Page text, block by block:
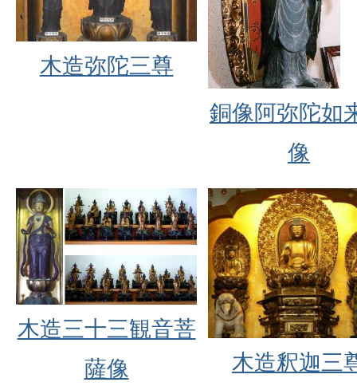
木造弥陀三尊
銅像阿弥陀如
像
木造三十三観音菩
薩像
木造釈迦三